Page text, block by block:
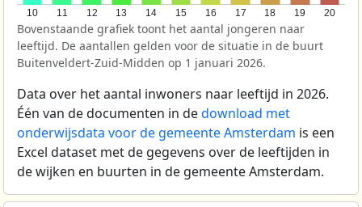
10 11 12 13 14 15 16 17 18 19 20
Bovenstaande grafiek toont het aantal jongeren naar
leeftijd. De aantallen gelden voor de situatie in de buurt
Buitenveldert-Zuid-Midden op 1 januari 2026.
Data over het aantal inwoners naar leeftijd in 2026.
Één van de documenten in dedownload met
onderwijsdata voor de gemeente Amsterdam is een
Excel dataset met de gegevens over de leeftijden in
de wijken en buurten in de gemeente Amsterdam.